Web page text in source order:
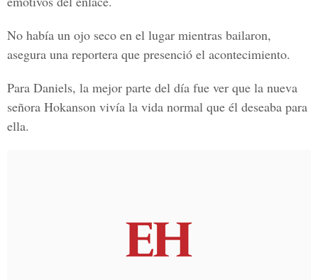
No había un ojo seco en el lugar mientras bailaron,
asegura una reportera que presenció el acontecimiento.
Para Daniels, la mejor parte del día fue ver que la nueva
señora Hokanson vivía la vida normal que él deseaba para
ella.